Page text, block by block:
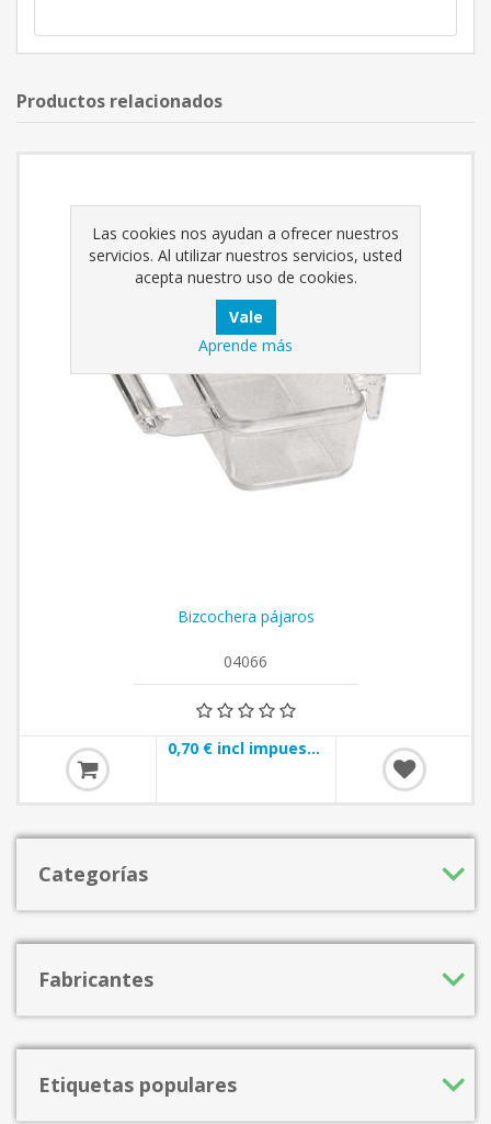
Productos relacionados
Bizcochera pájaros
04066
0,70 € incl impuestos
Categorías
Fabricantes
Etiquetas populares
Las cookies nos ayudan a ofrecer nuestros
servicios. Al utilizar nuestros servicios, usted
acepta nuestro uso de cookies.
Aprende más